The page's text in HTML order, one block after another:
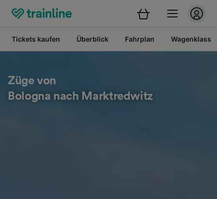
Tickets kaufen Überblick Fahrplan
Züge von
Bologna nach Marktredwitz